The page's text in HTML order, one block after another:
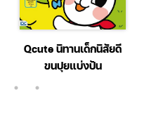
Qcute นิทานเด็กนิสัยดี
ขนปุยแบ่งปัน